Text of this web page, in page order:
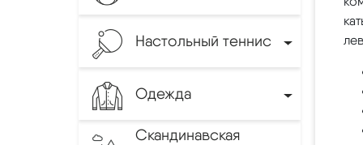
Настольный теннис
Одежда
Скандинавская